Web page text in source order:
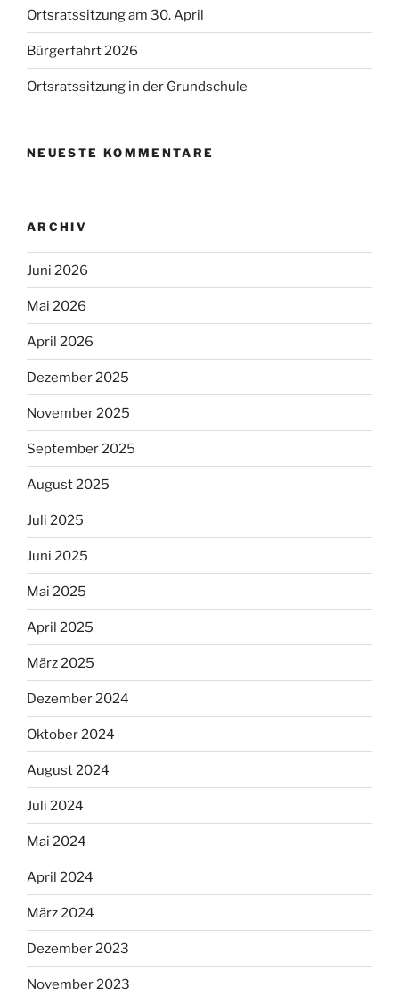
Ortsratssitzung am 30. April
Bürgerfahrt 2026
Ortsratssitzung in der Grundschule
NEUESTE KOMMENTARE
ARCHIV
Juni 2026
Mai 2026
April 2026
Dezember 2025
November 2025
September 2025
August 2025
Juli 2025
Juni 2025
Mai 2025
April 2025
März 2025
Dezember 2024
Oktober 2024
August 2024
Juli 2024
Mai 2024
April 2024
März 2024
Dezember 2023
November 2023